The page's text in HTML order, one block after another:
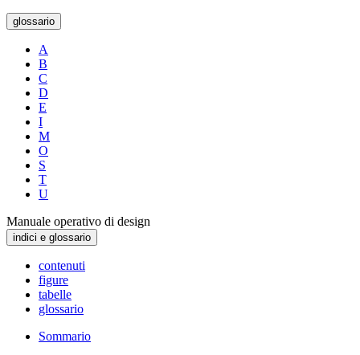
glossario
A
B
C
D
E
I
M
O
S
T
U
Manuale operativo di design
indici e glossario
contenuti
figure
tabelle
glossario
Sommario